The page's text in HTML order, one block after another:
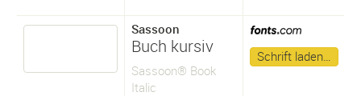
Sassoon
Buch kursiv
Sassoon® Book
Italic
Schrift laden…